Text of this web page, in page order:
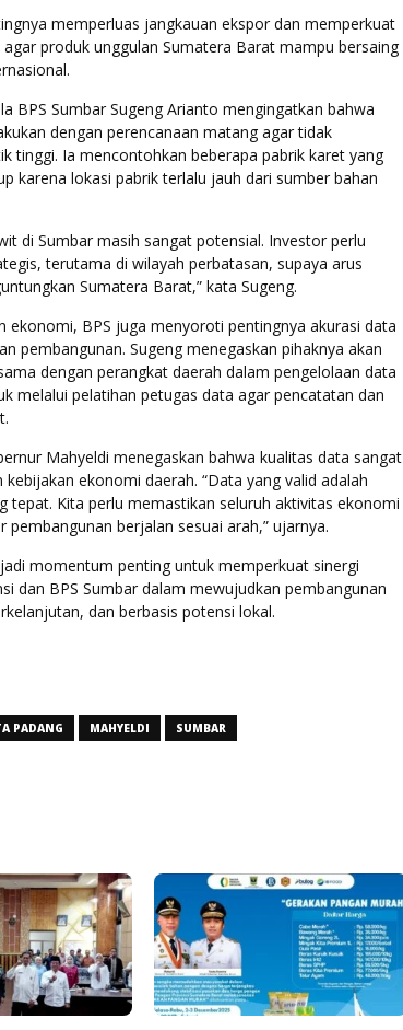
memperluas jangkauan ekspor dan memperkuat
produk unggulan Sumatera Barat mampu bersaing
BPS Sumbar Sugeng Arianto mengingatkan bahwa
dengan perencanaan matang agar tidak
tinggi. Ia mencontohkan beberapa pabrik karet yang
karena lokasi pabrik terlalu jauh dari sumber bahan
di Sumbar masih sangat potensial. Investor perlu
terutama di wilayah perbatasan, supaya arus
Sumatera Barat,” kata Sugeng.
ekonomi, BPS juga menyoroti pentingnya akurasi data
pembangunan. Sugeng menegaskan pihaknya akan
dengan perangkat daerah dalam pengelolaan data
melalui pelatihan petugas data agar pencatatan dan
Mahyeldi menegaskan bahwa kualitas data sangat
ekonomi daerah. “Data yang valid adalah
tepat. Kita perlu memastikan seluruh aktivitas ekonomi
pembangunan berjalan sesuai arah,” ujarnya.
momentum penting untuk memperkuat sinergi
dan BPS Sumbar dalam mewujudkan pembangunan
dan berbasis potensi lokal.
PADANG MAHYELDI SUMBAR